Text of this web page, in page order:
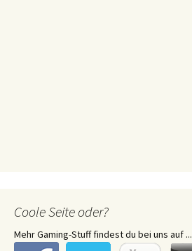
Coole Seite oder?
Mehr Gaming-Stuff findest du bei uns auf ...